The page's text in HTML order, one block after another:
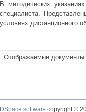
В методических
специалиста.
условиях дистанционного
Отображаемые документы
DSpace software copyright ©